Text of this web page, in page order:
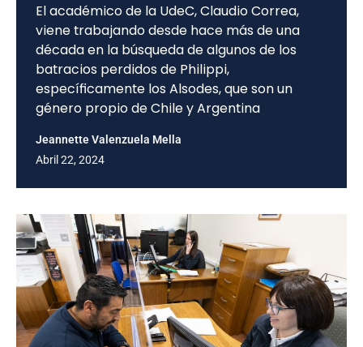
El académico de la UdeC, Claudio Correa,
viene trabajando desde hace más de una
década en la búsqueda de algunos de los
batracios perdidos de Philippi,
específicamente los Alsodes, que son un
género propio de Chile y Argentina
Jeannette Valenzuela Mella
Abril 22, 2024